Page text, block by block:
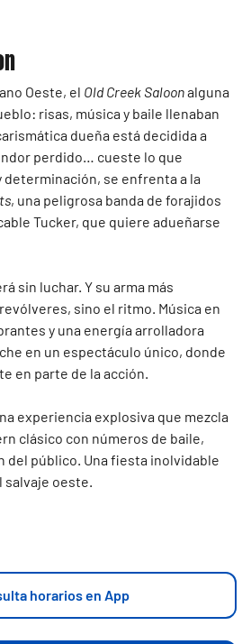
Oeste, el Old Creek Saloonalguna
risas, música y baile llenaban
dueña está decidida a
perdido… cueste lo que
determinación, se enfrenta a la
, una peligrosa banda de forajidos
Tucker, que quiere adueñarse
sin luchar. Y su arma más
sino el ritmo. Música en
y una energía arrolladora
en un espectáculo único, donde
en parte de la acción.
experiencia explosiva que mezcla
clásico con números de baile,
del público. Una fiesta inolvidable
salvaje oeste.
horarios en App